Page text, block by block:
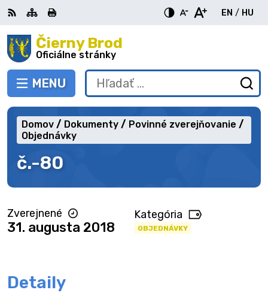
Preskočiť
na
obsah Čierny Brod
Oficiálne stránky
PREPNÚŤ
MENU
RSS MapaTlačiť
EN
English
/ HU
Hľadať:
č.-80
Domov Dokumenty
Povinné zverejňovanie
Objednávky
Zverejnené
31. augusta 2018
Kategória
OBJEDNÁVKY
Detaily